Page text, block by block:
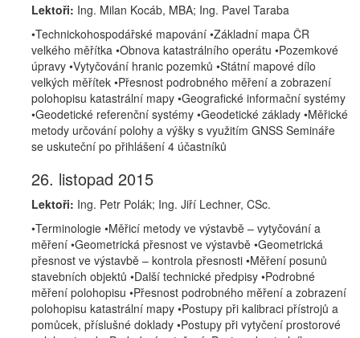
Lektoři: Ing. Milan Kocáb, MBA; Ing. Pavel Taraba
•Technickohospodářské mapování •Základní mapa ČR
velkého měřítka •Obnova katastrálního operátu •Pozemkové
úpravy •Vytyčování hranic pozemků •Státní mapové dílo
velkých měřítek •Přesnost podrobného měření a zobrazení
polohopisu katastrální mapy •Geografické informační systémy
•Geodetické referenční systémy •Geodetické základy •Měřické
metody určování polohy a výšky s využitím GNSS Semináře
se uskuteční po přihlášení 4 účastníků
26. listopad 2015
Lektoři: Ing. Petr Polák; Ing. Jiří Lechner, CSc.
•Terminologie •Měřicí metody ve výstavbě – vytyčování a
měření •Geometrická přesnost ve výstavbě •Geometrická
přesnost ve výstavbě – kontrola přesnosti •Měření posunů
stavebních objektů •Další technické předpisy •Podrobné
měření polohopisu •Přesnost podrobného měření a zobrazení
polohopisu katastrální mapy •Postupy při kalibraci přístrojů a
pomůcek, příslušné doklady •Postupy při vytyčení prostorové